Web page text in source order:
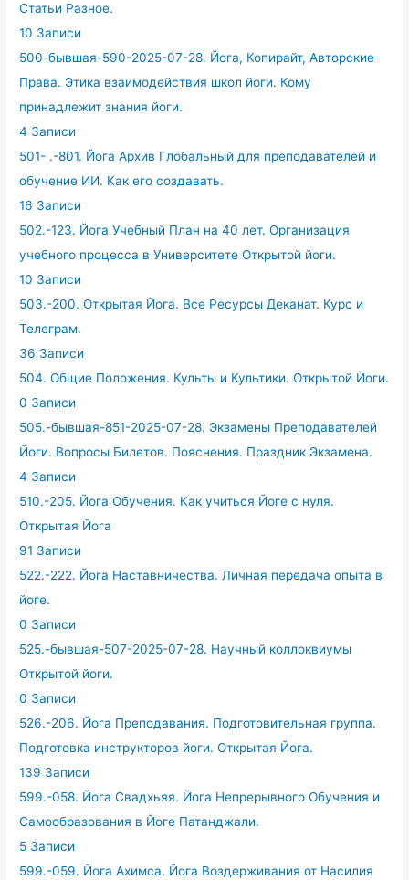
Статьи Разное.
10 Записи
500-бывшая-590-2025-07-28. Йога, Копирайт, Авторские
Права. Этика взаимодействия школ йоги. Кому
принадлежит знания йоги.
4 Записи
501- .-801. Йога Архив Глобальный для преподавателей и
обучение ИИ. Как его создавать.
16 Записи
502.-123. Йога Учебный План на 40 лет. Организация
учебного процесса в Университете Открытой йоги.
10 Записи
503.-200. Открытая Йога. Все Ресурсы Деканат. Курс и
Телеграм.
36 Записи
504. Общие Положения. Культы и Культики. Открытой Йоги.
0 Записи
505.-бывшая-851-2025-07-28. Экзамены Преподавателей
Йоги. Вопросы Билетов. Пояснения. Праздник Экзамена.
4 Записи
510.-205. Йога Обучения. Как учиться Йоге с нуля.
Открытая Йога
91 Записи
522.-222. Йога Наставничества. Личная передача опыта в
йоге.
0 Записи
525.-бывшая-507-2025-07-28. Научный коллоквиумы
Открытой йоги.
0 Записи
526.-206. Йога Преподавания. Подготовительная группа.
Подготовка инструкторов йоги. Открытая Йога.
139 Записи
599.-058. Йога Свадхьяя. Йога Непрерывного Обучения и
Самообразования в Йоге Патанджали.
5 Записи
599.-059. Йога Ахимса. Йога Воздерживания от Насилия